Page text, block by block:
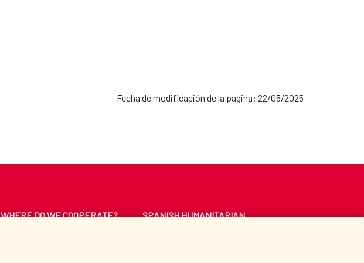
Fecha de modificación de la página: 22/05/2025
WHERE DO WE COOPERATE?
SPANISH HUMANITARIAN